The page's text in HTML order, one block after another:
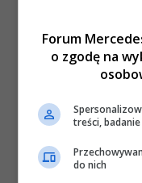
Forum
o zgodę na
treści,
do nich